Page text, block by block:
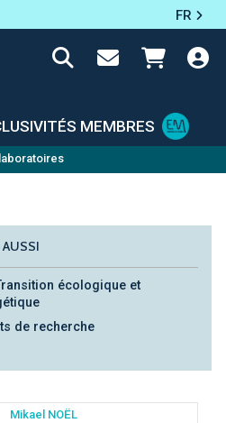
FR
MEMBRES
écologique et
de recherche
Mikael NOËL